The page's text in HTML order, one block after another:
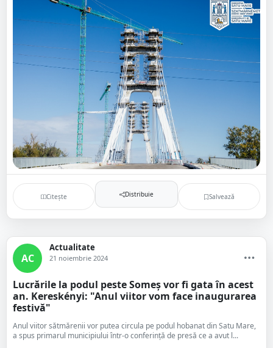
Citește Distribuie Salvează
AC
Actualitate
21 noiembrie 2024
Lucrările la podul peste Someș vor fi gata în acest
an. Kereskényi: "Anul viitor vom face inaugurarea
festivă"
Anul viitor sătmărenii vor putea circula pe podul hobanat din Satu Mare,
a spus primarul municipiului într-o conferință de presă ce a avut l...